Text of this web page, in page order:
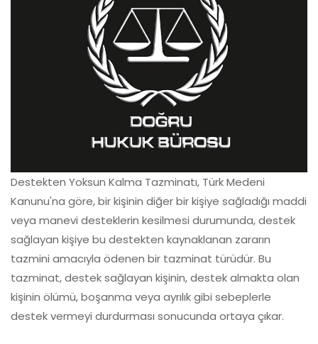
Destekten Yoksun Kalma Tazminatı, Türk Medeni
Kanunu'na göre, bir kişinin diğer bir kişiye sağladığı maddi
veya manevi desteklerin kesilmesi durumunda, destek
sağlayan kişiye bu destekten kaynaklanan zararın
tazmini amacıyla ödenen bir tazminat türüdür. Bu
tazminat, destek sağlayan kişinin, destek almakta olan
kişinin ölümü, boşanma veya ayrılık gibi sebeplerle
destek vermeyi durdurması sonucunda ortaya çıkar.